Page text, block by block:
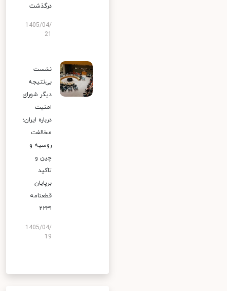
درگذشت
1405/04/
نشست
بی‌نتیجه
دیگر شورای
امنیت
درباره ایران؛
مخالفت
روسیه و
چین و
تاکید
برپایان
قطعنامه
۲۲۳۱
1405/04/
19